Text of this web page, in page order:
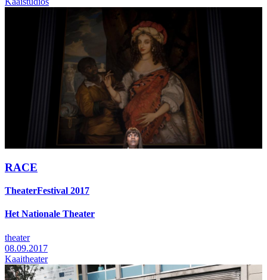
RACE
TheaterFestival 2017
Het Nationale Theater
theater
08.09.2017
Kaaitheater